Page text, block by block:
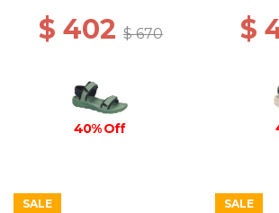
$ 402 $ 670
40% Off
$
SALE
SALE